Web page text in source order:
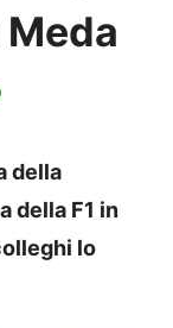
della
della F1 in
lo